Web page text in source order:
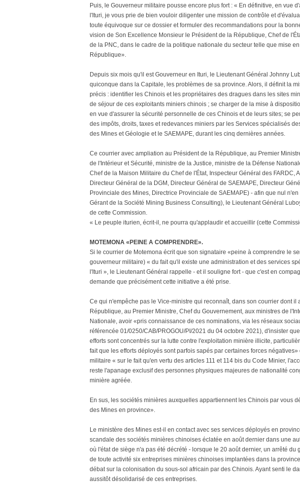
Puis, le Gouverneur militaire pousse encore plus fort : « En définitive, en vue
l'Ituri, je vous prie de bien vouloir diligenter une mission de contrôle et
toute équivoque sur ce dossier et formuler des recommandations pour la
vision de Son Excellence Monsieur le Président de la République, Chef de
de la PNC, dans le cadre de la politique nationale du secteur telle que mise
République».
Depuis six mois qu'il est Gouverneur en Ituri, le Lieutenant Général Johnny
quiconque dans la Capitale, les problèmes de sa province. Alors, il définit la
précis : identifier les Chinois et les propriétaires des dragues dans les sites
de séjour de ces exploitants miniers chinois ; se charger de la mise à
en vue d'assurer la sécurité personnelle de ces Chinois et de leurs sites; se
des impôts, droits, taxes et redevances miniers par les Services spécialisés
des Mines et Géologie et le SAEMAPE, durant les cinq dernières années.
Ce courrier avec ampliation au Président de la République, au Premier
de l'Intérieur et Sécurité, ministre de la Justice, ministre de la Défense
Chef de la Maison Militaire du Chef de l'État, Inspecteur Général des FARDC,
Directeur Général de la DGM, Directeur Général de SAEMAPE, Directeur
Provinciale des Mines, Directrice Provinciale de SAEMAPE) - afin que nul
Gérant de la Société Mining Business Consulting), le Lieutenant Général
de cette Commission.
« Le peuple iturien, écrit-il, ne pourra qu'applaudir et accueillir (cette
MOTEMONA «PEINE A COMPRENDRE».
Si le courrier de Motemona écrit que son signataire «peine à comprendre le
gouverneur militaire) « du fait qu'il existe une administration et des services
l'Ituri », le Lieutenant Général rappelle - et il souligne fort - que c'est en
demande que précisément cette initiative a été prise.
Ce qui n'empêche pas le Vice-ministre qui reconnaît, dans son courrier dont il
République, au Premier Ministre, Chef du Gouvernement, aux ministres de
Nationale, avoir «pris connaissance de ces nominations, via les réseaux
référencée 01/0250/CAB/PROGOU/PI/2021 du 04 octobre 2021), d'insister
efforts sont concentrés sur la lutte contre l'exploitation minière illicite,
fait que les efforts déployés sont parfois sapés par certaines forces
militaire « sur le fait qu'en vertu des articles 111 et 114 bis du Code Minier,
reste l'apanage exclusif des personnes physiques majeures de nationalité
minière agréée.
En sus, les sociétés minières auxquelles appartiennent les Chinois par vous
des Mines en province».
Le ministère des Mines est-il en contact avec ses services déployés en
scandale des sociétés minières chinoises éclatée en août dernier dans une
où l'état de siège n'a pas été décrété - lorsque le 20 août dernier, un arrêté
de toute activité six entreprises minières chinoises implantées dans la
débat sur la colonisation du sous-sol africain par des Chinois. Ayant senti le
aussitôt désolidarisé de ces entreprises.